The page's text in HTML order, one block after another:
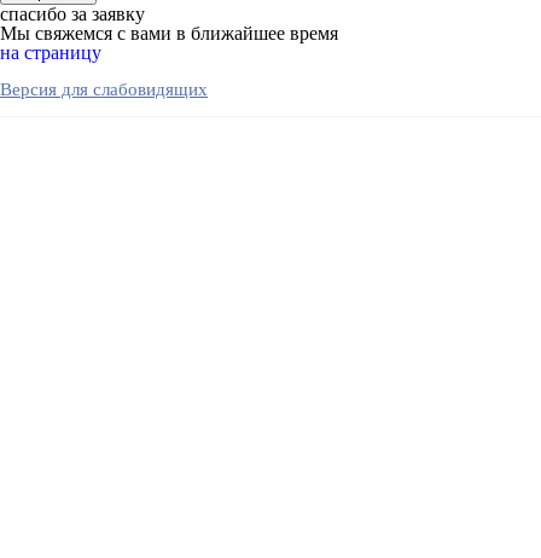
спасибо за заявку
Мы свяжемся с вами в ближайшее время
на страницу
Версия для слабовидящих